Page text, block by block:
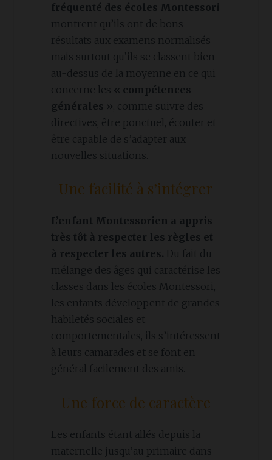
fréquenté des écoles Montessori
montrent qu’ils ont de bons
résultats aux examens normalisés
mais surtout qu’ils se classent bien
au-dessus de la moyenne en ce qui
concerne les « compétences
générales » , comme suivre des
directives, être ponctuel, écouter et
être capable de s’adapter aux
nouvelles situations.
Une facilité à s’intégrer
L’enfant Montessorien a appris
très tôt à respecter les règles et
à respecter les autres. Du fait du
mélange des âges qui caractérise les
classes dans les écoles Montessori,
les enfants développent de grandes
habiletés sociales et
comportementales, ils s’intéressent
à leurs camarades et se font en
général facilement des amis.
Une force de caractère
Les enfants étant allés depuis la
maternelle jusqu’au primaire dans